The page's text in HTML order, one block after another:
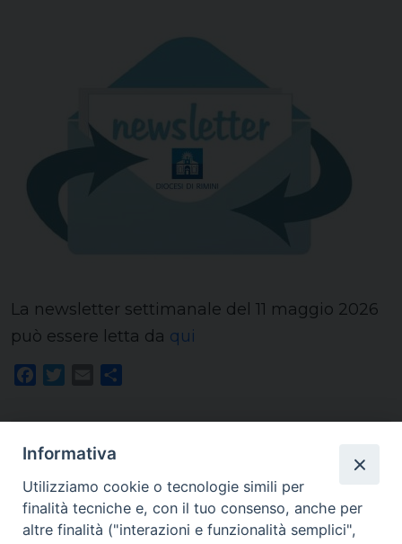
La newsletter settimanale del 11 maggio 2026
può essere letta da qui
Facebook
Twitter
Email
Homepage
Informativa
Utilizziamo cookie o tecnologie simili per
finalità tecniche e, con il tuo consenso, anche per
altre finalità ("interazioni e funzionalità semplici",